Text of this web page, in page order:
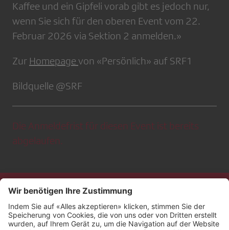
Kaffee und ein Gipfeli vorab gibt es jedoch nur,
wenn Sie sich für den oberen Event vom 22.
Februar 2026 via Sektion 2 anmelden.»
Zur Homepage von «Persönlich» auf SRF1
Bildquelle @SRF
Die Anmeldefrist für diesen Event ist bereits
abgelaufen.
Kontakt
Impressum